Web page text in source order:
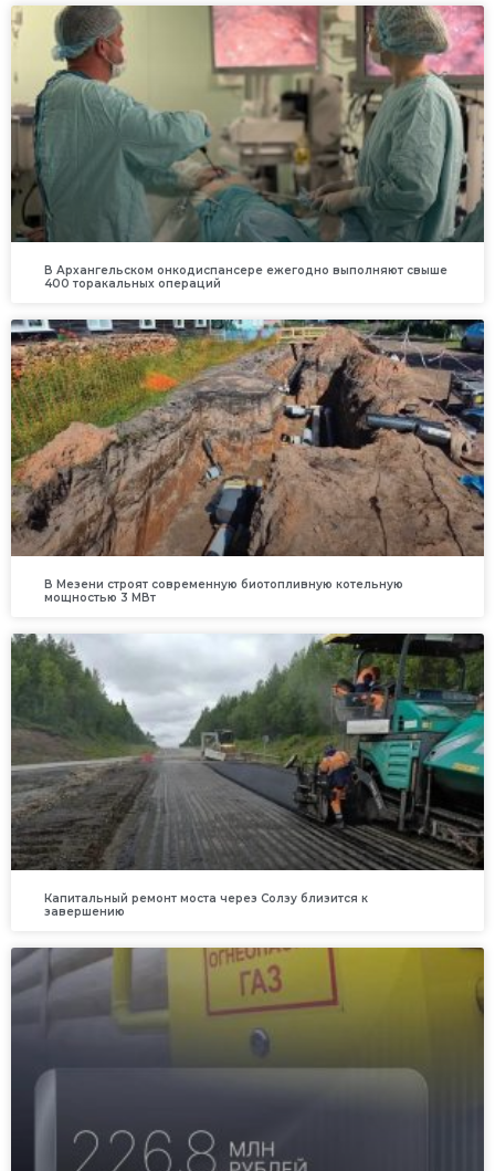
В Архангельском онкодиспансере ежегодно выполняют свыше
400 торакальных операций
В Мезени строят современную биотопливную котельную
мощностью 3 МВт
Капитальный ремонт моста через Солзу близится к
завершению